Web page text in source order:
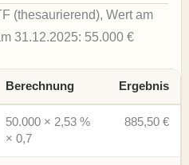
(thesaurierend), Wert am
31.12.2025: 55.000 €
Berechnung Ergebnis
50.000 × 2,53 %
× 0,7
885,50 €